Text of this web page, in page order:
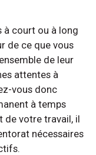
à court ou à long
de ce que vous
de leur
attentes à
vous donc
à temps
de votre travail, il
nécessaires